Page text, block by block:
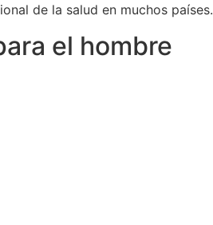
de la salud en muchos países.
el hombre